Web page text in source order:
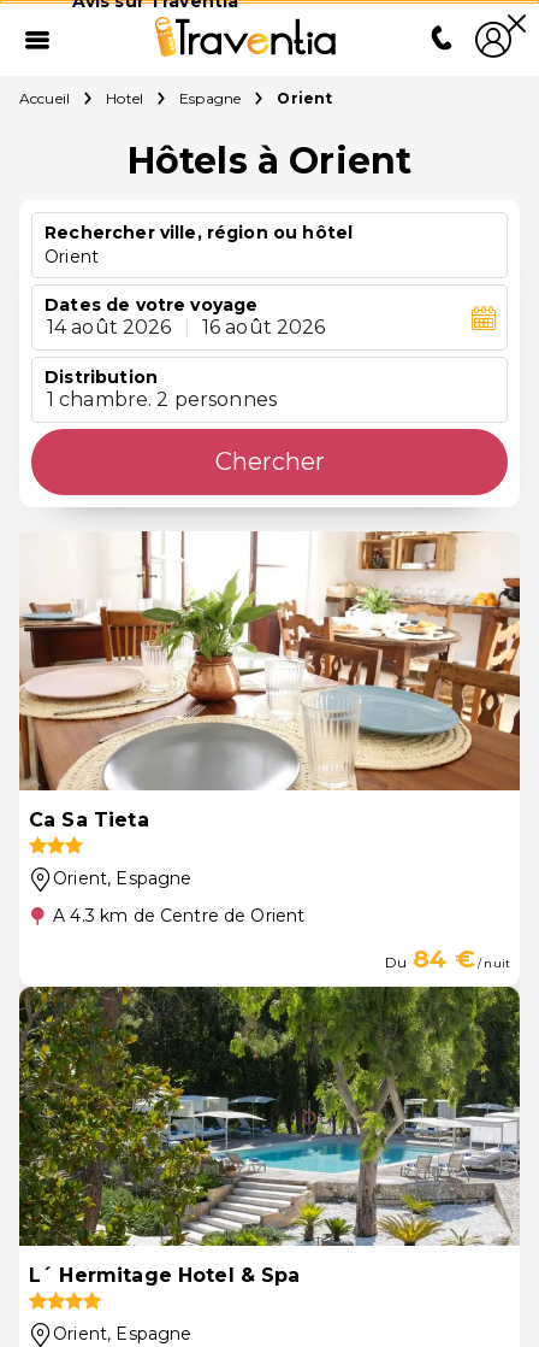
Accueil Hotel Espagne Orient
Hôtels à Orient
Rechercher ville, région ou hôtel
Orient
Dates de votre voyage
14 août 2026 16 août 2026
Distribution
1 chambre. 2 personnes
Chercher
Ca Sa Tieta
Orient, Espagne
A 4.3 km de Centre de Orient
Du 84 €/ nuit
L´ Hermitage Hotel & Spa
Orient, Espagne